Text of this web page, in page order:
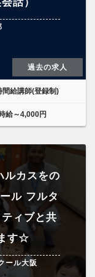
過去の求人
間給講師(登録制)
給～4,000円
カスをの
ル フルタ
ィブと共
す☆
ール大阪